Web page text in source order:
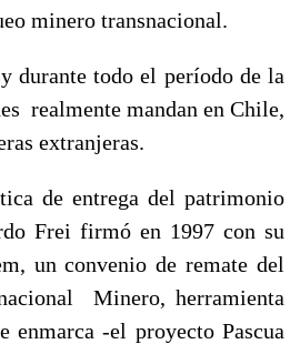
minero transnacional.
durante todo el período de la
realmente mandan en Chile,
extranjeras.
de entrega del patrimonio
Frei firmó en 1997 con su
un convenio de remate del
Minero, herramienta
enmarca -el proyecto Pascua